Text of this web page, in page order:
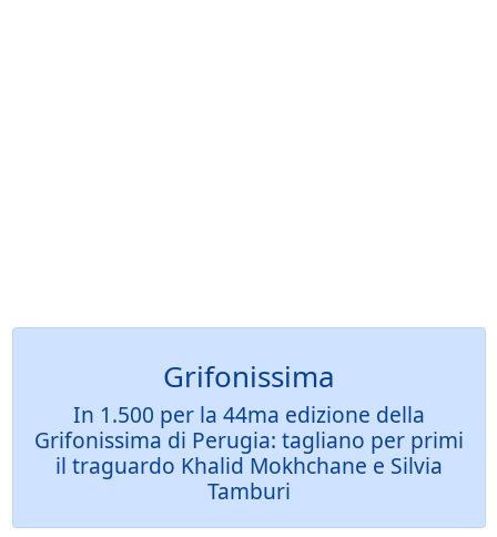
Grifonissima
In 1.500 per la 44ma edizione della
Grifonissima di Perugia: tagliano per primi
il traguardo Khalid Mokhchane e Silvia
Tamburi